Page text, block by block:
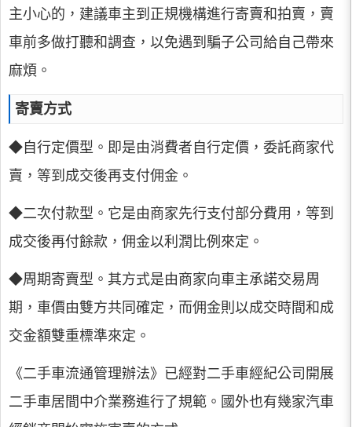
主小心的，建議車主到正規機構進行寄賣和拍賣，賣
車前多做打聽和調查，以免遇到騙子公司給自己帶來
麻煩。
寄賣方式
◆自行定價型。即是由消費者自行定價，委託商家代
賣，等到成交後再支付佣金。
◆二次付款型。它是由商家先行支付部分費用，等到
成交後再付餘款，佣金以利潤比例來定。
◆周期寄賣型。其方式是由商家向車主承諾交易周
期，車價由雙方共同確定，而佣金則以成交時間和成
交金額雙重標準來定。
《二手車流通管理辦法》已經對二手車經紀公司開展
二手車居間中介業務進行了規範。國外也有幾家汽車